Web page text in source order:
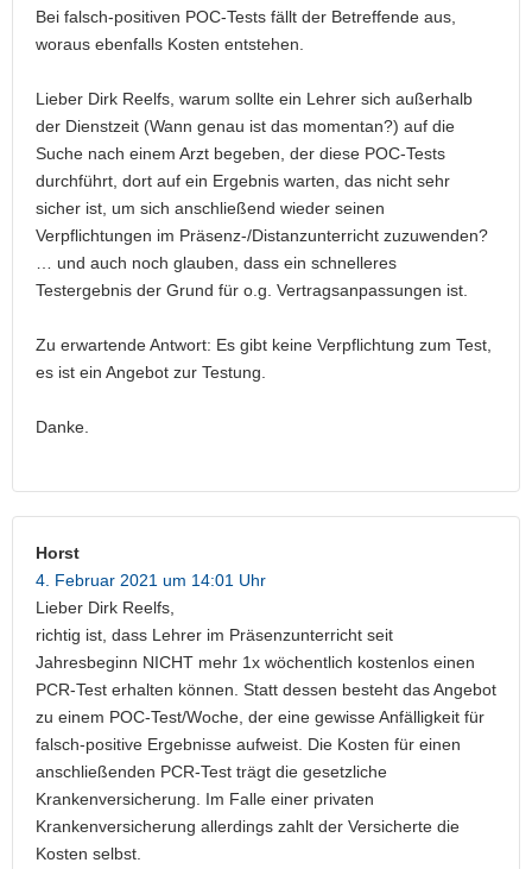
Bei falsch-positiven POC-Tests fällt der Betreffende aus,
woraus ebenfalls Kosten entstehen.
Lieber Dirk Reelfs, warum sollte ein Lehrer sich außerhalb
der Dienstzeit (Wann genau ist das momentan?) auf die
Suche nach einem Arzt begeben, der diese POC-Tests
durchführt, dort auf ein Ergebnis warten, das nicht sehr
sicher ist, um sich anschließend wieder seinen
Verpflichtungen im Präsenz-/Distanzunterricht zuzuwenden?
… und auch noch glauben, dass ein schnelleres
Testergebnis der Grund für o.g. Vertragsanpassungen ist.
Zu erwartende Antwort: Es gibt keine Verpflichtung zum Test,
es ist ein Angebot zur Testung.
Danke.
Horst
4. Februar 2021 um 14:01 Uhr
Lieber Dirk Reelfs,
richtig ist, dass Lehrer im Präsenzunterricht seit
Jahresbeginn NICHT mehr 1x wöchentlich kostenlos einen
PCR-Test erhalten können. Statt dessen besteht das Angebot
zu einem POC-Test/Woche, der eine gewisse Anfälligkeit für
falsch-positive Ergebnisse aufweist. Die Kosten für einen
anschließenden PCR-Test trägt die gesetzliche
Krankenversicherung. Im Falle einer privaten
Krankenversicherung allerdings zahlt der Versicherte die
Kosten selbst.